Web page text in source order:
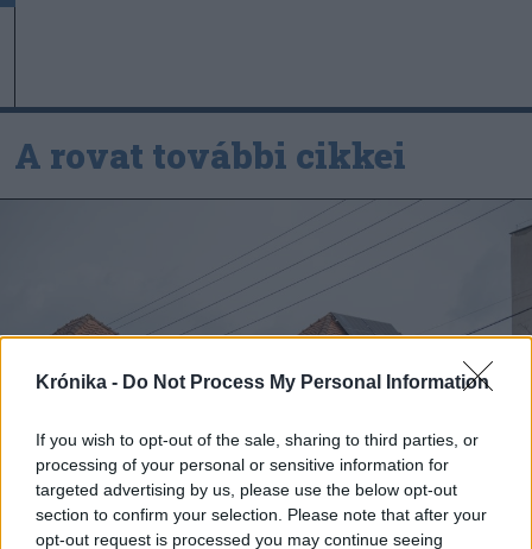
Krónika - Do Not Process My Personal Information
If you wish to opt-out of the sale, sharing to third parties, or
processing of your personal or sensitive information for
targeted advertising by us, please use the below opt-out
section to confirm your selection. Please note that after your
opt-out request is processed you may continue seeing
A rovat további cikkei